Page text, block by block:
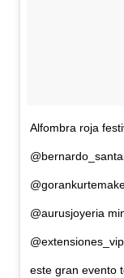
Alfombra roja
@aurusjoyeria
este gran evento